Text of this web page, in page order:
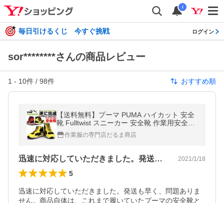
i
毎日引けるくじ 今すぐ挑戦 ログイン
sor********さんの商品レビュー
1 - 10件 / 98件 おすすめ順
【送料無料】プーマ PUMA ハイカット 安全
靴 Fulltwist スニーカー 安全靴 作業用安全靴
強化プラ芯入り
作業服の専門店だるま商店
迅速に対応していただきました。発送も早… 2021/1/18
5
迅速に対応していただきました。発送も早く、問題ありま
せん。商品自体は、これまで履いていたプーマの安全靴と